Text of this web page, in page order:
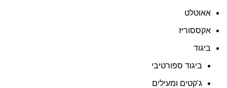
אאוטלט
אקססוריז
ביגוד
ביגוד ספורטיבי
ג'קטים ומעילים